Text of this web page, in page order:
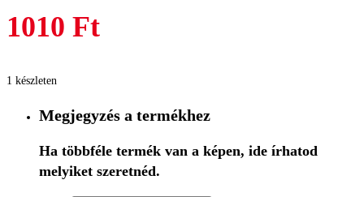
1010 Ft
1 készleten
Megjegyzés a termékhez
Ha többféle termék van a képen, ide írhatod
melyiket szeretnéd.